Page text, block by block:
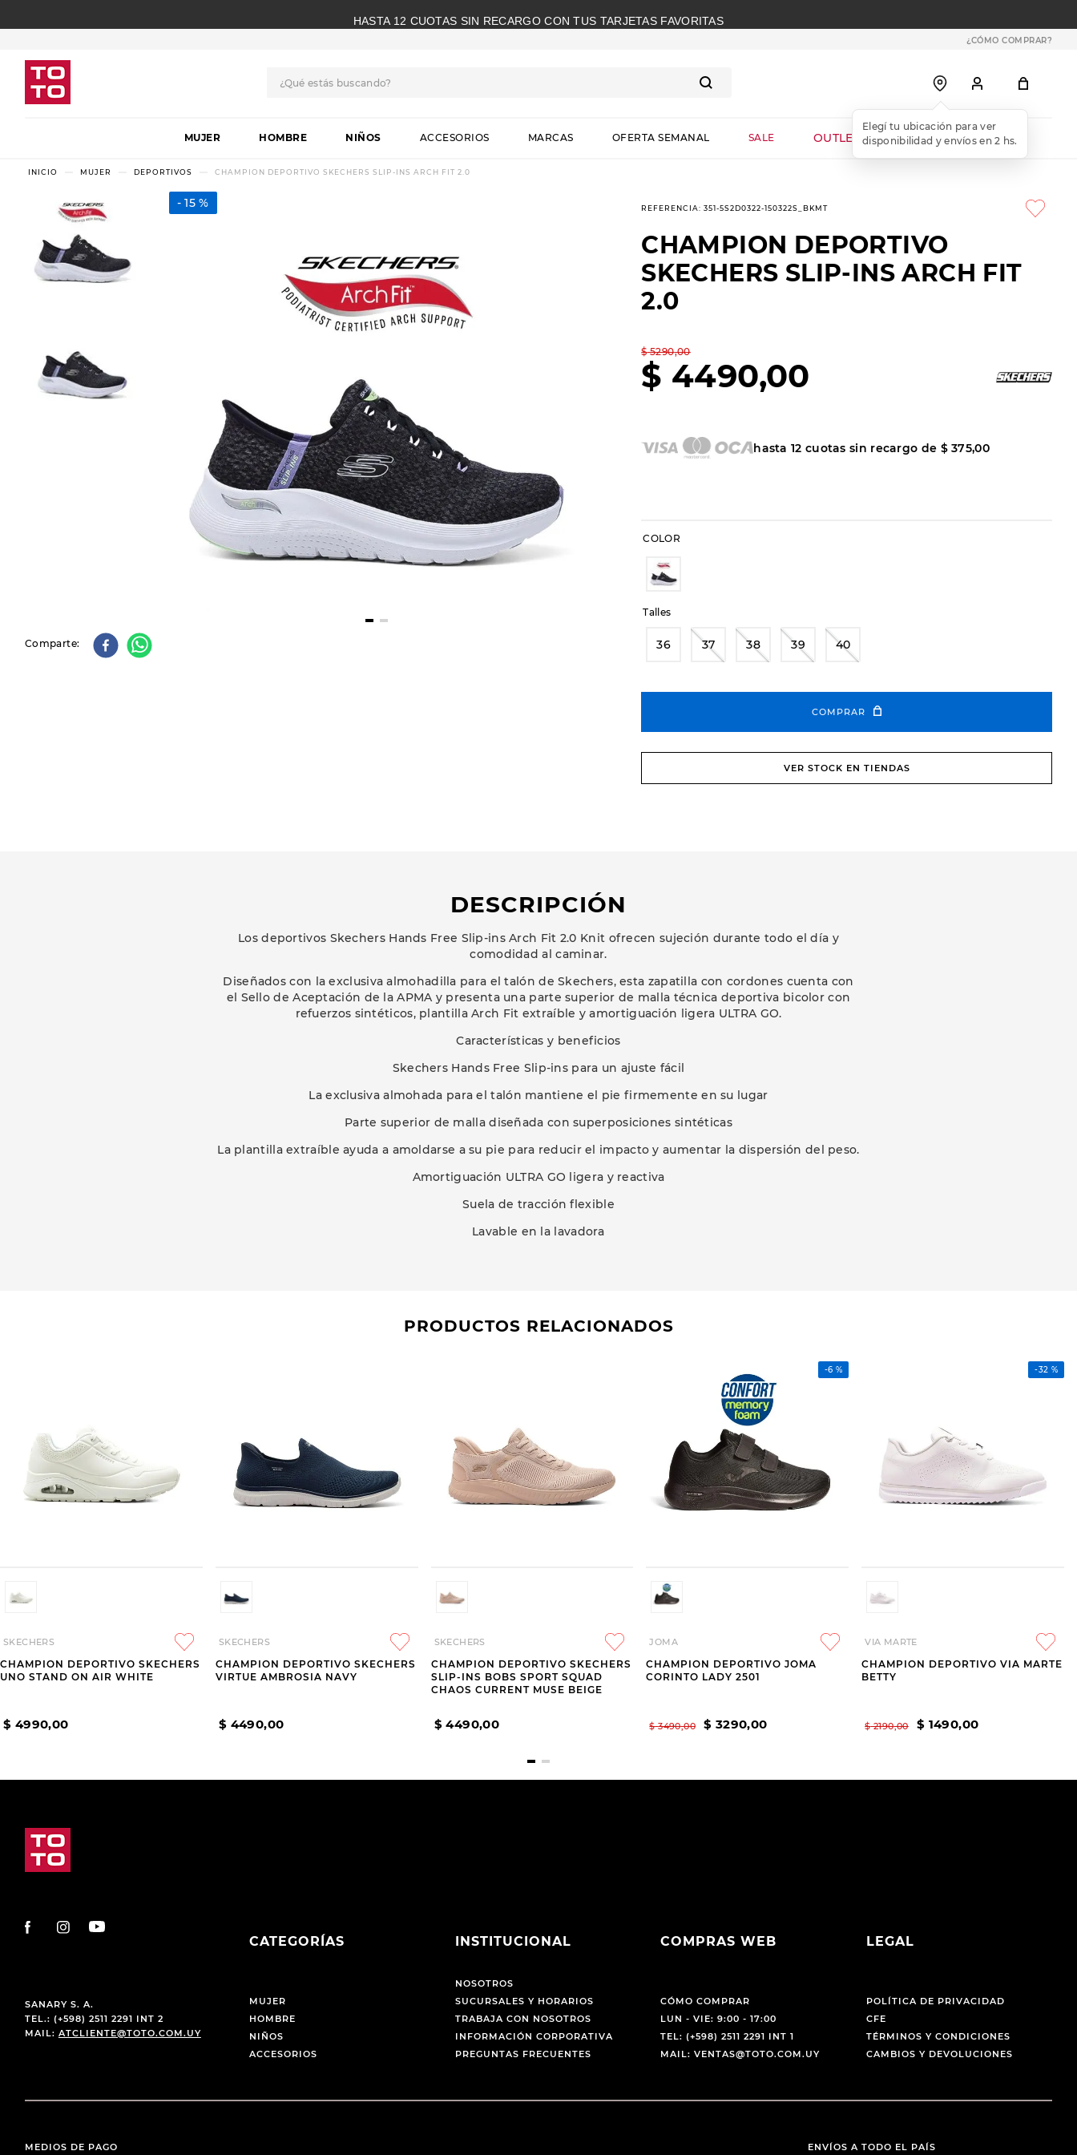
HASTA 12 CUOTAS SIN RECARGO CON TUS TARJETAS FAVORITAS
¿CÓMO COMPRAR?
MUJER HOMBRE NIÑOS ACCESORIOS MARCAS OFERTA SEMANAL SALE OUTLET WEB
MUJER DEPORTIVOS CHAMPION DEPORTIVO SKECHERS SLIP-INS ARCH FIT 2.0
15 %
Comparte
REFERENCIA:351-5S2D0322-150322S_BKMT
CHAMPION DEPORTIVO
SKECHERS SLIP-INS ARCH FIT
2.0
$ 5290,00
$ 4490,00
hasta12 cuotas sin recargo de $ 375,00
COLOR
Talles
36 37 38 39 40
COMPRAR
VER STOCK EN TIENDAS
DESCRIPCIÓN
Los deportivos Skechers Hands Free Slip-ins Arch Fit 2.0 Knit ofrecen sujeción durante todo el día y
comodidad al caminar.
Diseñados con la exclusiva almohadilla para el talón de Skechers, esta zapatilla con cordones cuenta con
el Sello de Aceptación de la APMA y presenta una parte superior de malla técnica deportiva bicolor con
refuerzos sintéticos, plantilla Arch Fit extraíble y amortiguación ligera ULTRA GO.
Características y beneficios
Skechers Hands Free Slip-ins para un ajuste fácil
La exclusiva almohada para el talón mantiene el pie firmemente en su lugar
Parte superior de malla diseñada con superposiciones sintéticas
La plantilla extraíble ayuda a amoldarse a su pie para reducir el impacto y aumentar la dispersión del peso.
Amortiguación ULTRA GO ligera y reactiva
Suela de tracción flexible
Lavable en la lavadora
PRODUCTOS RELACIONADOS
SKECHERS
CHAMPION DEPORTIVO SKECHERS
UNO STAND ON AIR WHITE
$ 4990,00
SKECHERS
CHAMPION DEPORTIVO SKECHERS
VIRTUE AMBROSIA NAVY
$ 4490,00
SKECHERS
CHAMPION DEPORTIVO SKECHERS
SLIP-INS BOBS SPORT SQUAD
CHAOS CURRENT MUSE BEIGE
$ 4490,00
-6 %
JOMA
CHAMPION DEPORTIVO JOMA
CORINTO LADY 2501
$ 3490,00 $ 3290,00
-32 %
VIA MARTE
CHAMPION DEPORTIVO VIA MARTE
BETTY
$ 2190,00 $ 1490,00
SANARY S. A.
TEL.: (+598) 2511 2291 INT 2
MAIL: ATCLIENTE@TOTO.COM.UY
CATEGORÍAS
MUJER
HOMBRE
NIÑOS
ACCESORIOS
INSTITUCIONAL
NOSOTROS
SUCURSALES Y HORARIOS
TRABAJA CON NOSOTROS
INFORMACIÓN CORPORATIVA
PREGUNTAS FRECUENTES
COMPRAS WEB
CÓMO COMPRAR
LUN - VIE: 9:00 - 17:00
TEL: (+598) 2511 2291 INT 1
MAIL: VENTAS@TOTO.COM.UY
LEGAL
POLÍTICA DE PRIVACIDAD
CFE
TÉRMINOS Y CONDICIONES
CAMBIOS Y DEVOLUCIONES
MEDIOS DE PAGO ENVÍOS A TODO EL PAÍS
1.
botas
.
skechers
3.
americansport